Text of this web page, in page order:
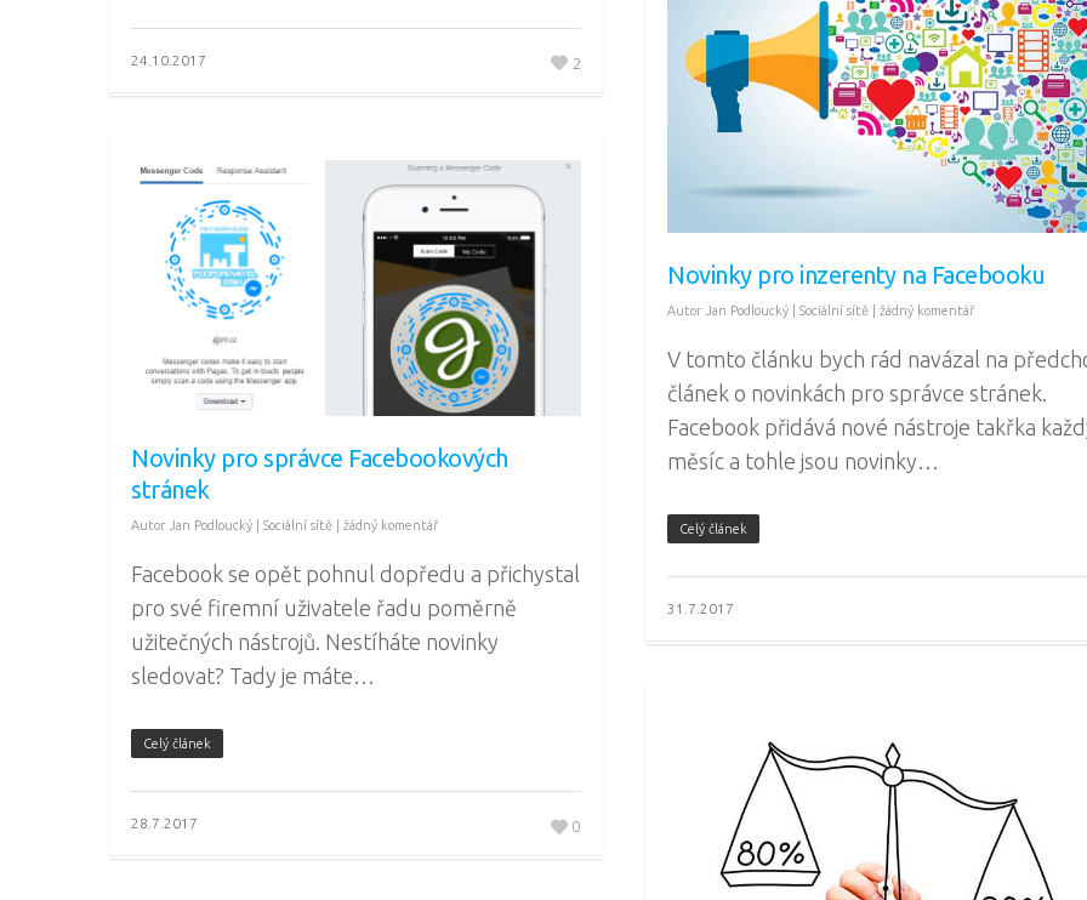
24.10.2017 2
Novinky pro inzerenty na Facebooku
Autor Jan Podloucký Sociální sítě žádný komentář
V tomto článku bych rád navázal na
článek o novinkách pro správce stránek.
Facebook přidává nové nástroje takřka
měsíc a tohle jsou novinky…
Celý článek
31.7.2017
Novinky pro správce Facebookových
stránek
Autor Jan Podloucký Sociální sítě žádný komentář
Facebook se opět pohnul dopředu a přichystal
pro své firemní uživatele řadu poměrně
užitečných nástrojů. Nestíháte novinky
sledovat? Tady je máte…
Celý článek
28.7.2017 0